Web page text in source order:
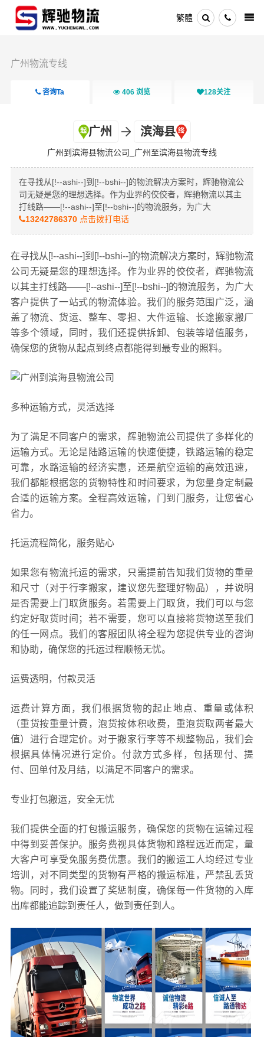
繁體
广州物流专线
咨询Ta 406 浏览 128关注
广州 滨海县
广州到滨海县物流公司_广州至滨海县物流专线
在寻找从[!--ashi--]到[!--bshi--]的物流解决方案时，辉驰物流公
司无疑是您的理想选择。作为业界的佼佼者，辉驰物流以其主
打线路——[!--ashi--]至[!--bshi--]的物流服务，为广大
13242786370点击拨打电话
在寻找从[!--ashi--]到[!--bshi--]的物流解决方案时，辉驰物流
公司无疑是您的理想选择。作为业界的佼佼者，辉驰物流
以其主打线路——[!--ashi--]至[!--bshi--]的物流服务，为广大
客户提供了一站式的物流体验。我们的服务范围广泛，涵
盖了物流、货运、整车、零担、大件运输、长途搬家搬厂
等多个领域，同时，我们还提供拆卸、包装等增值服务，
确保您的货物从起点到终点都能得到最专业的照料。
多种运输方式，灵活选择
为了满足不同客户的需求，辉驰物流公司提供了多样化的
运输方式。无论是陆路运输的快速便捷，铁路运输的稳定
可靠，水路运输的经济实惠，还是航空运输的高效迅速，
我们都能根据您的货物特性和时间要求，为您量身定制最
合适的运输方案。全程高效运输，门到门服务，让您省心
省力。
托运流程简化，服务贴心
如果您有物流托运的需求，只需提前告知我们货物的重量
和尺寸（对于行李搬家，建议您先整理好物品），并说明
是否需要上门取货服务。若需要上门取货，我们可以与您
约定好取货时间；若不需要，您可以直接将货物送至我们
的任一网点。我们的客服团队将全程为您提供专业的咨询
和协助，确保您的托运过程顺畅无忧。
运费透明，付款灵活
运费计算方面，我们根据货物的起止地点、重量或体积
（重货按重量计费，泡货按体积收费，重泡货取两者最大
值）进行合理定价。对于搬家行李等不规整物品，我们会
根据具体情况进行定价。付款方式多样，包括现付、提
付、回单付及月结，以满足不同客户的需求。
专业打包搬运，安全无忧
我们提供全面的打包搬运服务，确保您的货物在运输过程
中得到妥善保护。服务费视具体货物和路程远近而定，量
大客户可享受免服务费优惠。我们的搬运工人均经过专业
培训，对不同类型的货物有严格的搬运标准，严禁乱丢货
物。同时，我们设置了奖惩制度，确保每一件货物的入库
出库都能追踪到责任人，做到责任到人。